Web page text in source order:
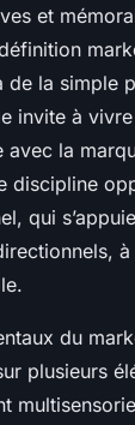
et
de la simple
invite à
la
discipline
qui
du
plusieurs